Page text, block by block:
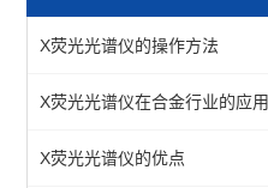
X荧光光谱仪的操作方法
X荧光光谱仪在合金行业的应用
X荧光光谱仪的优点